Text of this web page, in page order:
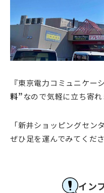
『東京電力コミュニケー
料”なので気軽に立ち寄れ
「新井ショッピングセン
ぜひ足を運んでみてくだ
イン